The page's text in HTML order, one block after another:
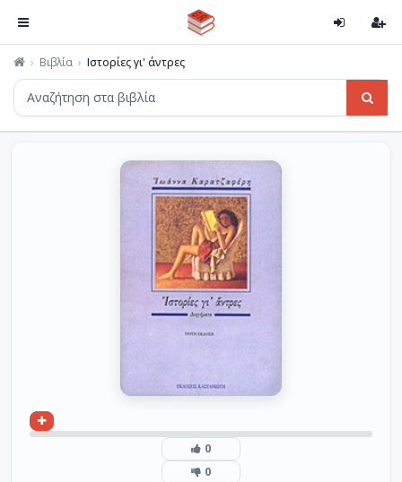
Βιβλία Ιστορίες γι' άντρες
0
0